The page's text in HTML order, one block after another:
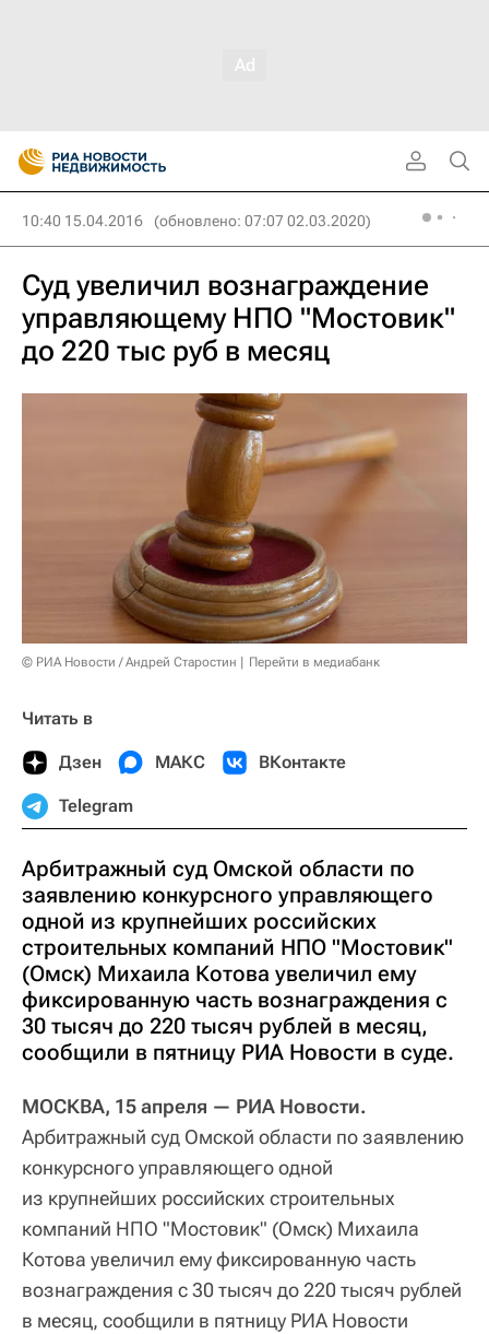
10:40 15.04.2016 (обновлено: 07:07 02.03.2020)
Суд увеличил вознаграждение
управляющему НПО "Мостовик"
до 220 тыс руб в месяц
© РИА Новости / Андрей Старостин Перейти в медиабанк
Читать в
Дзен МАКС ВКонтакте
Telegram
Арбитражный суд Омской области по
заявлению конкурсного управляющего
одной из крупнейших российских
строительных компаний НПО "Мостовик"
(Омск) Михаила Котова увеличил ему
фиксированную часть вознаграждения с
30 тысяч до 220 тысяч рублей в месяц,
сообщили в пятницу РИА Новости в суде.
МОСКВА, 15 апреля — РИА Новости.
Арбитражный суд Омской области по заявлению
конкурсного управляющего одной
из крупнейших российских строительных
компаний НПО "Мостовик" (Омск) Михаила
Котова увеличил ему фиксированную часть
вознаграждения с 30 тысяч до 220 тысяч рублей
в месяц, сообщили в пятницу РИА Новости